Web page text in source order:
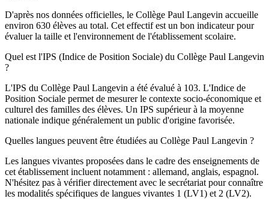
D'après nos données officielles, le Collège Paul Langevin accueille
environ 630 élèves au total. Cet effectif est un bon indicateur pour
évaluer la taille et l'environnement de l'établissement scolaire.
Quel est l'IPS (Indice de Position Sociale) du Collège Paul Langevin
?
L'IPS du Collège Paul Langevin a été évalué à 103. L'Indice de
Position Sociale permet de mesurer le contexte socio-économique et
culturel des familles des élèves. Un IPS supérieur à la moyenne
nationale indique généralement un public d'origine favorisée.
Quelles langues peuvent être étudiées au Collège Paul Langevin ?
Les langues vivantes proposées dans le cadre des enseignements de
cet établissement incluent notamment : allemand, anglais, espagnol.
N'hésitez pas à vérifier directement avec le secrétariat pour connaître
les modalités spécifiques de langues vivantes 1 (LV1) et 2 (LV2).